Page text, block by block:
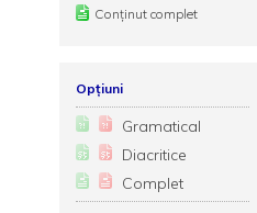
Conținut complet
Opțiuni
Gramatical
Diacritice
Complet